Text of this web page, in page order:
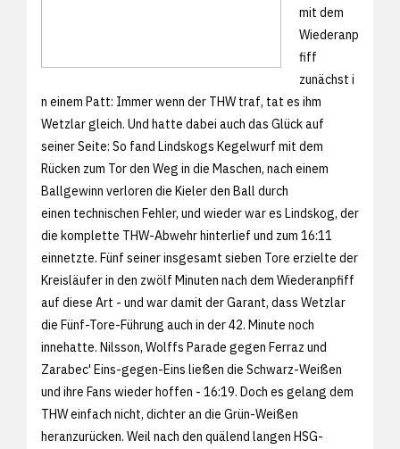
mit dem
Wiederanp
fiff
zunächst i
n einem Patt: Immer wenn der THW traf, tat es ihm
Wetzlar gleich. Und hatte dabei auch das Glück auf
seiner Seite: So fand Lindskogs Kegelwurf mit dem
Rücken zum Tor den Weg in die Maschen, nach einem
Ballgewinn verloren die Kieler den Ball durch
einen technischen Fehler, und wieder war es Lindskog, der
die komplette THW-Abwehr hinterlief und zum 16:11
einnetzte. Fünf seiner insgesamt sieben Tore erzielte der
Kreisläufer in den zwölf Minuten nach dem Wiederanpfiff
auf diese Art - und war damit der Garant, dass Wetzlar
die Fünf-Tore-Führung auch in der 42. Minute noch
innehatte. Nilsson, Wolffs Parade gegen Ferraz und
Zarabec' Eins-gegen-Eins ließen die Schwarz-Weißen
und ihre Fans wieder hoffen - 16:19. Doch es gelang dem
THW einfach nicht, dichter an die Grün-Weißen
heranzurücken. Weil nach den quälend langen HSG-